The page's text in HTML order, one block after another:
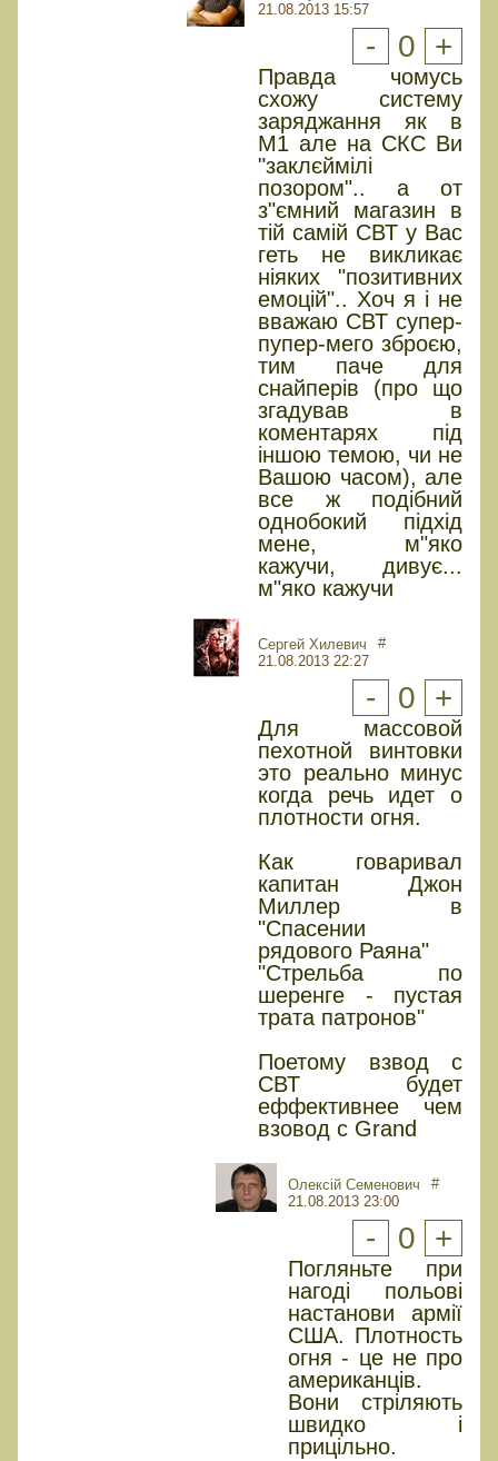
21.08.2013 15:57
- 0 +
Правда чомусь
схожу систему
заряджання як в
М1 але на СКС Ви
"заклєймілі
позором".. а от
з"ємний магазин в
тій самій СВТ у Вас
геть не викликає
ніяких "позитивних
емоцій".. Хоч я і не
вважаю СВТ супер-
пупер-мего зброєю,
тим паче для
снайперів (про що
згадував в
коментарях під
іншою темою, чи не
Вашою часом), але
все ж подібний
однобокий підхід
мене, м"яко
кажучи, дивує...
м"яко кажучи
Сергей Хилевич
21.08.2013 22:27
#
- 0 +
Для массовой
пехотной винтовки
это реально минус
когда речь идет о
плотности огня.
Как говаривал
капитан Джон
Миллер в
"Спасении
рядового Раяна"
"Стрельба по
шеренге - пустая
трата патронов"
Поетому взвод с
СВТ будет
еффективнее чем
взовод с Grand
Олексій Семенович
21.08.2013 23:00
#
- 0 +
Погляньте при
нагоді польові
настанови армії
США. Плотность
огня - це не про
американців.
Вони стріляють
швидко і
прицільно.